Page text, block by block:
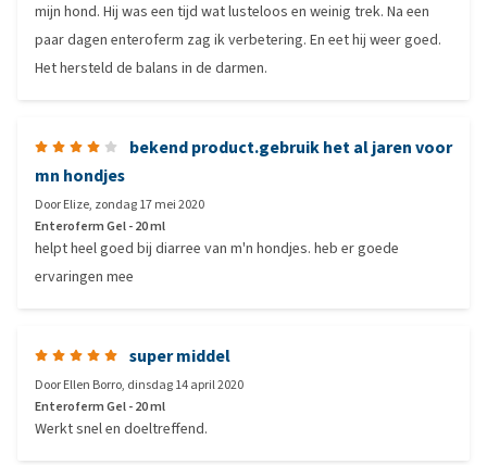
mijn hond. Hij was een tijd wat lusteloos en weinig trek. Na een
paar dagen enteroferm zag ik verbetering. En eet hij weer goed.
Het hersteld de balans in de darmen.
bekend product.gebruik het al jaren voor
mn hondjes
DoorElize, zondag 17 mei 2020
Enteroferm Gel - 20 ml
helpt heel goed bij diarree van m'n hondjes. heb er goede
ervaringen mee
super middel
DoorEllen Borro, dinsdag 14 april 2020
Enteroferm Gel - 20 ml
Werkt snel en doeltreffend.